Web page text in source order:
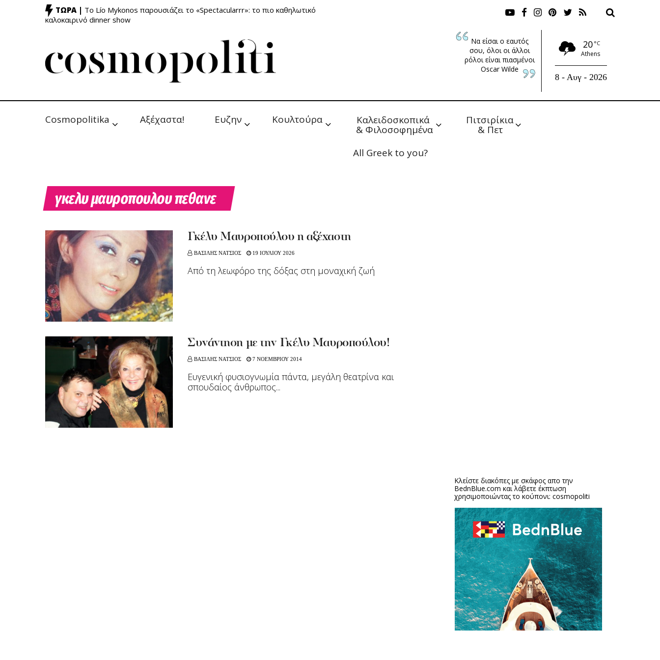
ΤΩΡΑ | Το Lío Mykonos παρουσιάζει το «Spectacularrr»: το πιο καθηλωτικό
καλοκαιρινό dinner show
Να είσαι ο εαυτός
σου, όλοι οι άλλοι
ρόλοι είναι πιασμένοι
Oscar Wilde
20 °C
Athens
8 - Αυγ - 2026
Cosmopolitika Αξέχαστα! Ευζην Κουλτούρα Καλειδοσκοπικά
& Φιλοσοφημένα
Πιτσιρίκια
& Πετ
All Greek to you?
γκελυ μαυροπουλου πεθανε
Γκέλυ Μαυροπούλου η αξέχαστη
ΒΑΣΙΛΗΣ ΝΑΤΣΙΟΣ 19 ΙΟΥΛΙΟΥ 2026
Από τη λεωφόρο της δόξας στη μοναχική ζωή
Συνάντηση με την Γκέλυ Μαυροπούλου!
ΒΑΣΙΛΗΣ ΝΑΤΣΙΟΣ 7 ΝΟΕΜΒΡΙΟΥ 2014
Ευγενική φυσιογνωμία πάντα, μεγάλη θεατρίνα και
σπουδαίος άνθρωπος...
Κλείστε διακόπες με σκάφος απο την
BednBlue.com και λάβετε έκπτωση
χρησιμοποιώντας το κούπονι: cosmopoliti